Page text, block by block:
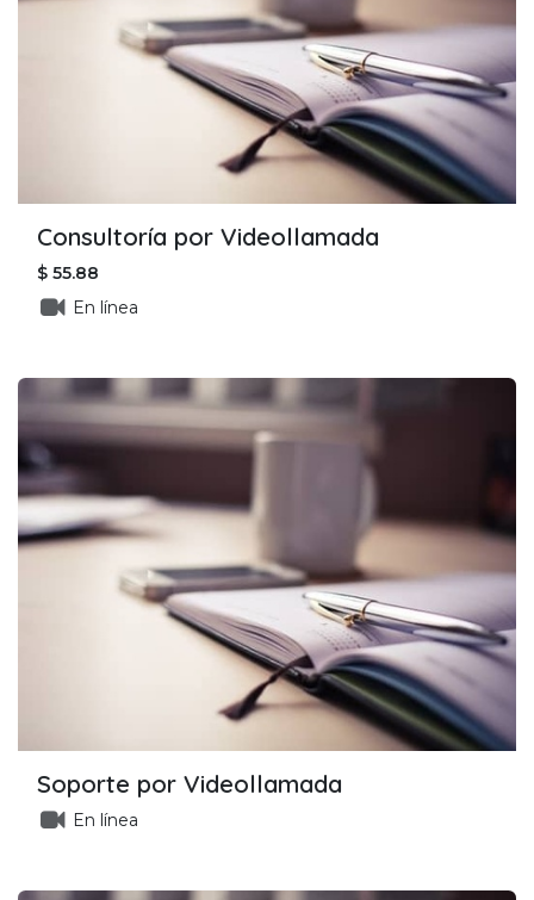
Consultoría por Videollamada
$ 55.88
En línea
Soporte por Videollamada
En línea